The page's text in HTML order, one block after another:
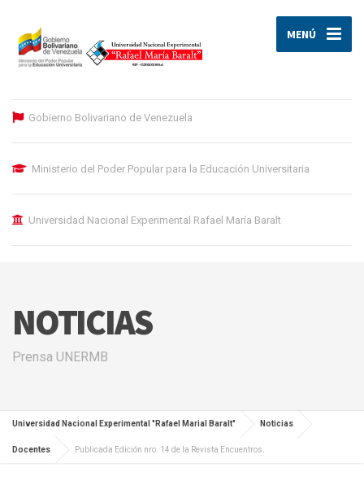
MENÚ
Gobierno Bolivariano de Venezuela
Ministerio del Poder Popular para la Educación Universitaria
Universidad Nacional Experimental Rafael María Baralt
NOTICIAS
Prensa UNERMB
Universidad Nacional Experimental "Rafael Marial Baralt" Noticias
Docentes Publicada Edición nro. 14 de la Revista Encuentros.